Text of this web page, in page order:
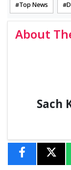
Top News
About
Sach